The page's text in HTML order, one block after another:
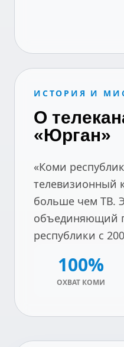
ИСТОРИЯ И
О
«Юрган»
«Коми
телевизионный
больше чем ТВ.
объединяющий
республики с
100%
ОХВАТ КОМИ